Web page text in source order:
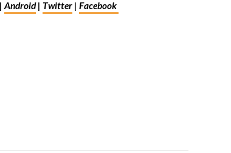
Android| Twitter| Facebook